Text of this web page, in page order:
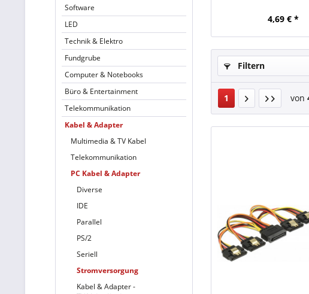
Software
LED
Technik & Elektro
Fundgrube
Computer & Notebooks
Büro & Entertainment
Telekommunikation
Kabel & Adapter
Multimedia & TV Kabel
Telekommunikation
PC Kabel & Adapter
Diverse
IDE
Parallel
PS/2
Seriell
Stromversorgung
Kabel & Adapter -
4,69 € *
Filtern
1 von